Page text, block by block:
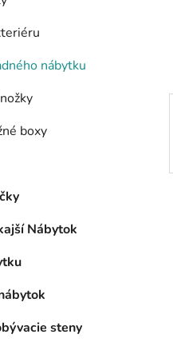
nábytku
boxy
Nábytok
steny